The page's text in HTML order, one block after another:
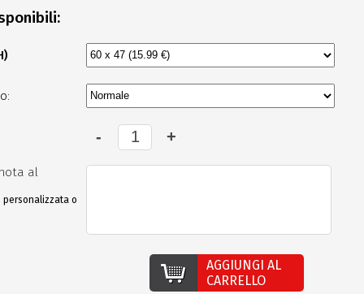
al
personalizzata o
AGGIUNGI AL
CARRELLO